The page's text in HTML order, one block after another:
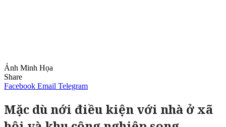
Ảnh Minh Họa
Share
Facebook Email Telegram
Mặc dù nới điều kiện với nhà ở xã